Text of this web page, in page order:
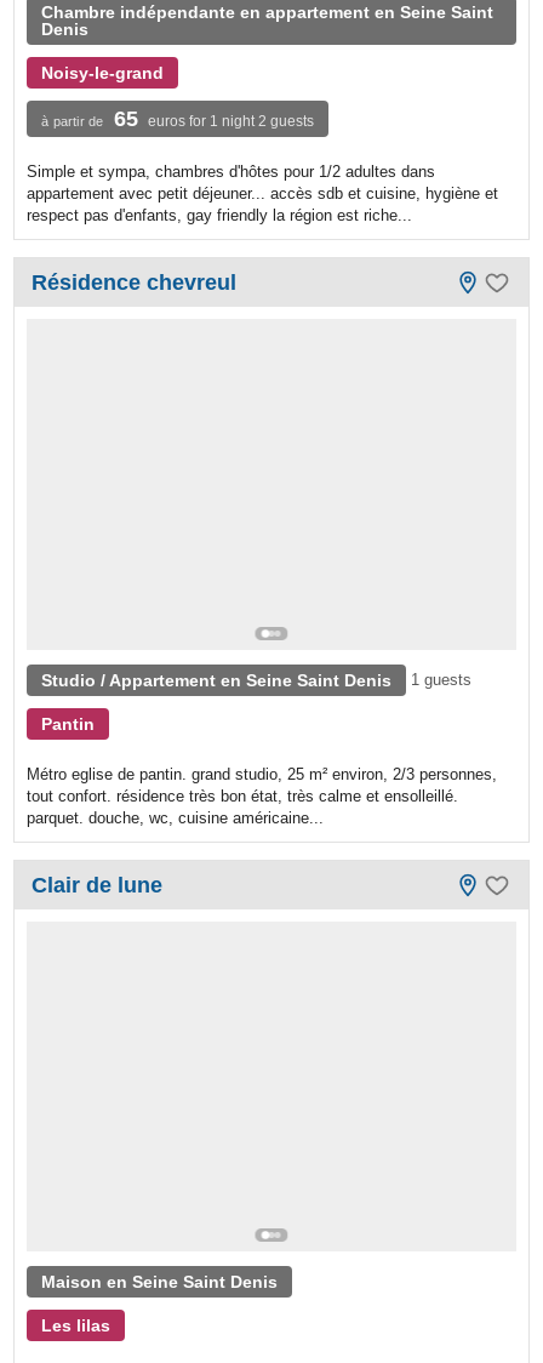
Chambre indépendante en appartement en Seine Saint
Denis
Noisy-le-grand
à partir de 65 euros for 1 night 2 guests
Simple et sympa, chambres d'hôtes pour 1/2 adultes dans
appartement avec petit déjeuner... accès sdb et cuisine, hygiène et
respect pas d'enfants, gay friendly la région est riche...
Résidence chevreul
Studio / Appartement en Seine Saint Denis 1 guests
Pantin
Métro eglise de pantin. grand studio, 25 m² environ, 2/3 personnes,
tout confort. résidence très bon état, très calme et ensolleillé.
parquet. douche, wc, cuisine américaine...
Clair de lune
Maison en Seine Saint Denis
Les lilas